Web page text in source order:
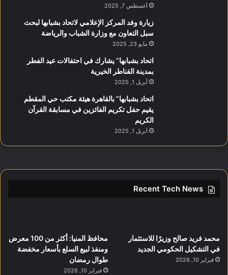
أغسطس 7, 2025
زيارة وفد المركز الإعلامي لاتحاد بشبابها لبحث
سبل التعاون مع وزارة الشباب والرياضة
مايو 23, 2025
اتحاد بشبابها” يشارك في احتفالات عيد الفطر
بمدينة القناطر الخيرية
أبريل 1, 2025
اتحاد بشبابها” بالقاهرة هيئة مكتب حي المقطم
يقيم حفل تكريم الفائزين في مسابقة القرآن
الكريم
أبريل 1, 2025
Recent Tech News
محمد فريد صالح وزيرًا للاستثمار
في التشكيل الحكومي الجديد
فبراير 10, 2026
محافظ المنيا: أكثر من 100 معرض
ومنفذ لبيع السلع بأسعار مخفضة
طوال رمضان
فبراير 10, 2026